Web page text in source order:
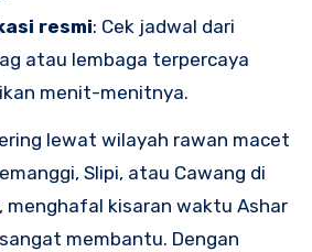
resmi: Cek jadwal dari
atau lembaga terpercaya
menit-menitnya.
lewat wilayah rawan macet
Slipi, atau Cawang di
menghafal kisaran waktu Ashar
membantu. Dengan